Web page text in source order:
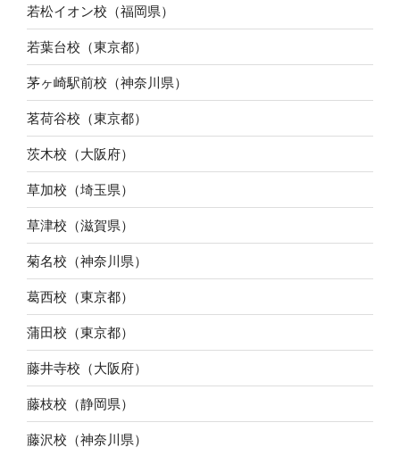
若松イオン校（福岡県）
若葉台校（東京都）
茅ヶ崎駅前校（神奈川県）
茗荷谷校（東京都）
茨木校（大阪府）
草加校（埼玉県）
草津校（滋賀県）
菊名校（神奈川県）
葛西校（東京都）
蒲田校（東京都）
藤井寺校（大阪府）
藤枝校（静岡県）
藤沢校（神奈川県）